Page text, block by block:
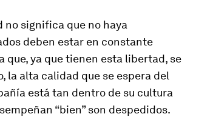
significa que no haya
deben estar en constante
que, ya que tienen esta libertad, se
la alta calidad que se espera del
está tan dentro de su cultura
“bien” son despedidos.